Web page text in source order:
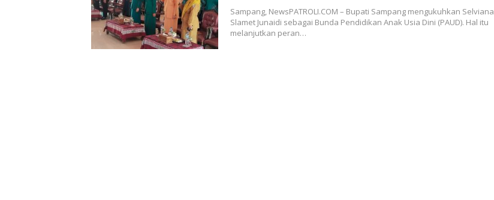
Sampang, NewsPATROLI.COM – Bupati Sampang mengukuhkan Selviana
Slamet Junaidi sebagai Bunda Pendidikan Anak Usia Dini (PAUD). Hal itu
melanjutkan peran…